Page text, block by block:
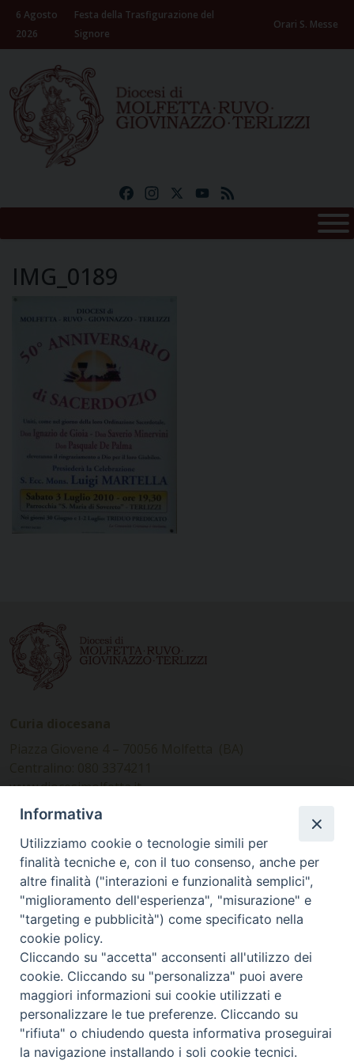
Skip
content
6 Agosto
2026
Festa della Trasfigurazione del
Signore
Orari S. Messe
FacebookInstagramYouTube
IMG_0189
www.diocesimolfetta.it –
diocesimolfetta@pec.chiesacattolica.it
Ufficio Comunicazioni sociali
Piazza Giovene 4 – 70056 Molfetta (BA)
comunicazionisociali@diocesimolfetta.it
SEGUICI SU
Facebook
Instagram
X YouTube
Feed
Privacy Policy - trasparenza
Informativa
Utilizziamo cookie o tecnologie simili per
finalità tecniche e, con il tuo consenso, anche per
altre finalità ("interazioni e funzionalità semplici",
"miglioramento dell'esperienza", "misurazione" e
"targeting e pubblicità") come specificato nella
cookie policy.
Cliccando su "accetta" acconsenti all'utilizzo dei
cookie. Cliccando su "personalizza" puoi avere
maggiori informazioni sui cookie utilizzati e
personalizzare le tue preferenze. Cliccando su
"rifiuta" o chiudendo questa informativa proseguirai
la navigazione installando i soli cookie tecnici.